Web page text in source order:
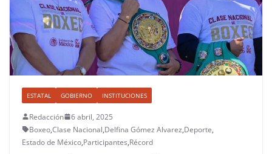
ESTATAL GOBIERNO INSTITUCIONES
Redacción
6 abril, 2025
Boxeo,Clase Nacional,Delfina Gómez Alvarez,Deporte,
Estado de México,Participantes,Récord